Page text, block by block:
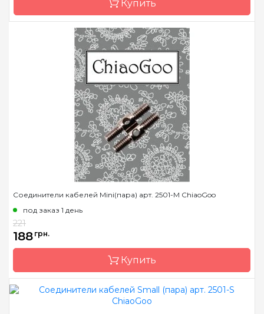
Купить
ChiaoGoo/Чиа Гу
Страна-производитель
соединитель кабелей
Соединители кабелей Mini(пара) арт. 2501-M ChiaoGoo
под заказ 1 день
221
188 грн.
Купить